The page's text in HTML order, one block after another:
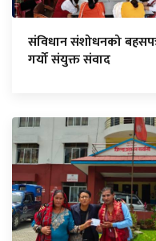
संविधान संशोधनको
गर्यो संयुक्त संवाद